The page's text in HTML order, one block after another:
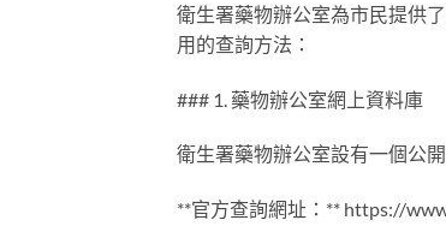
衛生署藥物辦公室為市民提供
用的查詢方法：
### 1. 藥物辦公室網上資料庫
衛生署藥物辦公室設有一個公
**官方查詢網址：** https://